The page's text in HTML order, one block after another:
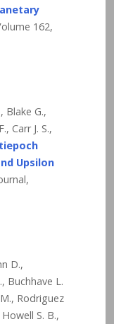
162,
Blake G.,
Carr J. S.,
Upsilon
D.,
Buchhave L.
Rodriguez
Howell S. B.,